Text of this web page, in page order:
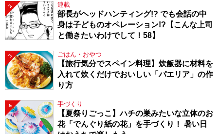
2 連載
部長がヘッドハンティング!? でも会話の中
身は子どものオペレーション!?【こんな上司
と働きたいわけでして！58】
3 ごはん・おやつ
【旅行気分でスペイン料理】炊飯器に材料を
入れて炊くだけでおいしい「パエリア」の作
り方
4 手づくり
【夏祭りごっこ】ハチの巣みたいな立体のお
花「でんぐり紙の花」を手づくり！ 暑い日